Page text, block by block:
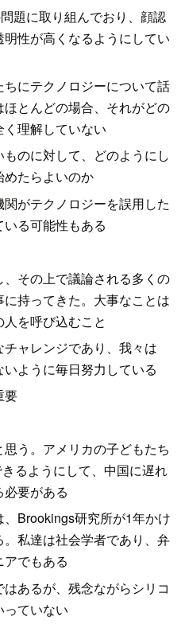
題に取り組んでおり、顔認
性が高くなるようにしてい
にテクノロジーについて話
とんどの場合、それがどの
理解していない
のに対して、どのようにし
たらよいのか
がテクノロジーを誤用した
る可能性もある
その上で議論される多くの
持ってきた。大事なことは
を呼び込むこと
ャレンジであり、我々は
ように毎日努力している
要
う。アメリカの子どもたち
るようにして、中国に遅れ
要がある
Brookings研究所が1年かけ
私達は社会学者であり、弁
でもある
あるが、残念ながらシリコ
っていない